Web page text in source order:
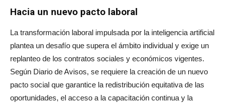
Hacia un nuevo pacto laboral
La transformación laboral impulsada por la inteligencia artificial
plantea un desafío que supera el ámbito individual y exige un
replanteo de los contratos sociales y económicos vigentes.
Según Diario de Avisos, se requiere la creación de un nuevo
pacto social que garantice la redistribución equitativa de las
oportunidades, el acceso a la capacitación continua y la